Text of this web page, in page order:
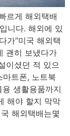
르게 해외택배
니다. 해외에 있
가“미국 해외택
괜히 보냈다가
이셨던 적 있으
트폰, 노트북
생활용품까지
해야 할지 막막
해외택배는몇